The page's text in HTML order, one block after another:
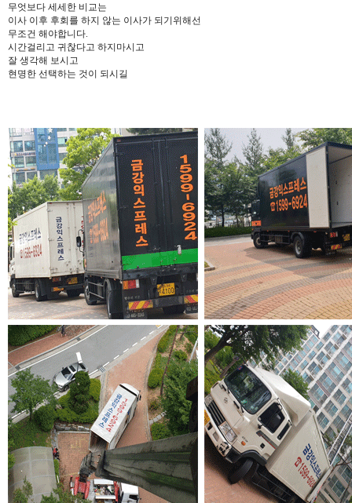
무엇보다 세세한 비교는
이사 이후 후회를 하지 않는 이사가 되기위해선
무조건 해야합니다.
시간걸리고 귀찮다고 하지마시고
잘 생각해 보시고
현명한 선택하는 것이 되시길